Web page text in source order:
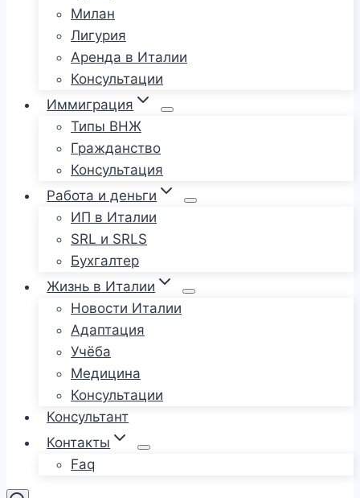
Милан
Лигурия
Аренда в Италии
Консультации
Иммиграция
Типы ВНЖ
Гражданство
Консультация
Работа и деньги
ИП в Италии
SRL и SRLS
Бухгалтер
Жизнь в Италии
Новости Италии
Адаптация
Учёба
Медицина
Консультации
Консультант
Контакты
Faq